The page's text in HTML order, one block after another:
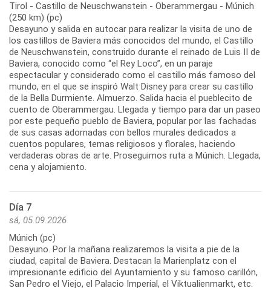
Tirol - Castillo de Neuschwanstein - Oberammergau - Múnich
(250 km) (pc)
Desayuno y salida en autocar para realizar la visita de uno de
los castillos de Baviera más conocidos del mundo, el Castillo
de Neuschwanstein, construido durante el reinado de Luis II de
Baviera, conocido como “el Rey Loco”, en un paraje
espectacular y considerado como el castillo más famoso del
mundo, en el que se inspiró Walt Disney para crear su castillo
de la Bella Durmiente. Almuerzo. Salida hacia el pueblecito de
cuento de Oberammergau. Llegada y tiempo para dar un paseo
por este pequeño pueblo de Baviera, popular por las fachadas
de sus casas adornadas con bellos murales dedicados a
cuentos populares, temas religiosos y florales, haciendo
verdaderas obras de arte. Proseguimos ruta a Múnich. Llegada,
Día 7
sá, 05.09.2026
Múnich (pc)
Desayuno. Por la mañana realizaremos la visita a pie de la
ciudad, capital de Baviera. Destacan la Marienplatz con el
impresionante edificio del Ayuntamiento y su famoso carillón,
San Pedro el Viejo, el Palacio Imperial, el Viktualienmarkt, etc.